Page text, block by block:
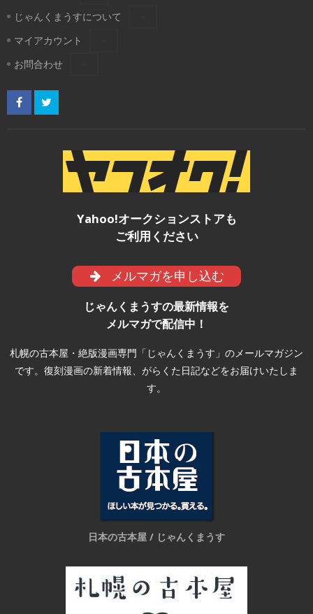
じゃんくまうすについて
マイアカウント
お問合わせ
Yahoo!オークションストアも
ご利用ください
メルマガを申し込む
じゃんくまうすの最新情報を
メルマガで配信中！
札幌の古本屋・絶版漫画専門「じゃんくまうす」のメールマガジン
です。復刻漫画の新着情報、がらくた日記などをお届けいたしま
す。
日本の古本屋 / じゃんくまうす